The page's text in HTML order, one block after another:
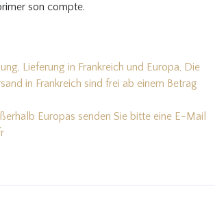
son compte.
Lieferung in Frankreich und Europa, Die
in Frankreich sind frei ab einem Betrag
Europas senden Sie bitte eine E-Mail